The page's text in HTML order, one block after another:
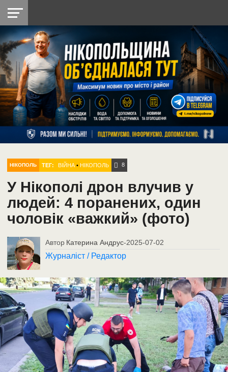
НІКОПОЛЬ
РАЙОН
СІЧЕСЛАВСЬКА
УКРАЇНА
РЕТРО
НІКОПОЛЬ
ЛАЙТ
УКРАЇНА
ДОПОМОГА
РАДІО
НІКОПОЛЬ ТЕГ: ВІЙНА •НІКОПОЛЬ 8
У Нікополі дрон влучив у
людей: 4 поранених, один
чоловік «важкий» (фото)
Автор Катерина Андрус-2025-07-02
Журналіст / Редактор